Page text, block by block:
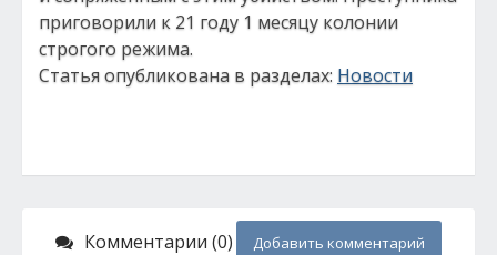
приговорили к 21 году 1 месяцу колонии
строгого режима.
Статья опубликована в разделах: Новости
Комментарии (0) Добавить комментарий